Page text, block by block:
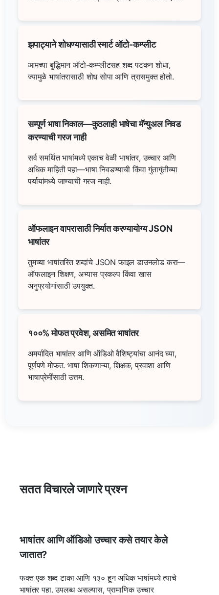
झपाट्याने शोधण्यासाठी स्मार्ट ऑटो-कम्प्लीट
आमच्या बुद्धिमान ऑटो-कम्प्लीटसह शब्द पटकन शोधा,
ज्यामुळे भाषांतरासाठी शोध सोपा आणि त्रासमुक्त होतो.
सम्पूर्ण भाषा निकाल—कुठलाही भाषेचा मॅन्युअल निवड
करण्याची गरज नाही
सर्व समर्थित भाषांमध्ये एकाच वेळी भाषांतर, उच्चार आणि
अधिक माहिती पहा—भाषा निवडण्याची किंवा गुंतागुंतीच्या
पर्यायांमध्ये जाण्याची गरज नाही.
ऑफलाइन वापरासाठी निर्यात करण्यायोग्य JSON
भाषांतर
तुमच्या भाषांतरित शब्दांचे JSON फाइल डाउनलोड करा—
ऑफलाइन शिक्षण, अभ्यास प्रकल्प किंवा खास
अनुप्रयोगांसाठी उपयुक्त.
१००% मोफत प्रवेश, असमित भाषांतर
अमर्यादित भाषांतर आणि ऑडिओ वैशिष्ट्यांचा आनंद घ्या,
पूर्णपणे मोफत. भाषा शिकणाऱ्या, शिक्षक, प्रवाशा आणि
भाषाप्रेमींसाठी उत्तम.
सतत विचारले जाणारे प्रश्न
भाषांतर आणि ऑडिओ उच्चार कसे तयार केले
जातात?
फक्त एक शब्द टाका आणि १३० हून अधिक भाषांमध्ये त्याचे
भाषांतर पहा. उपलब्ध असल्यास, प्रामाणिक उच्चार